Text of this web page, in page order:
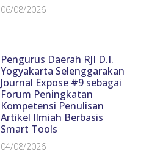
06/08/2026
Pengurus Daerah RJI D.I.
Yogyakarta Selenggarakan
Journal Expose #9 sebagai
Forum Peningkatan
Kompetensi Penulisan
Artikel Ilmiah Berbasis
Smart Tools
04/08/2026